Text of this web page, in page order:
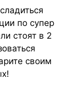
по супер
стоят в 2
своим